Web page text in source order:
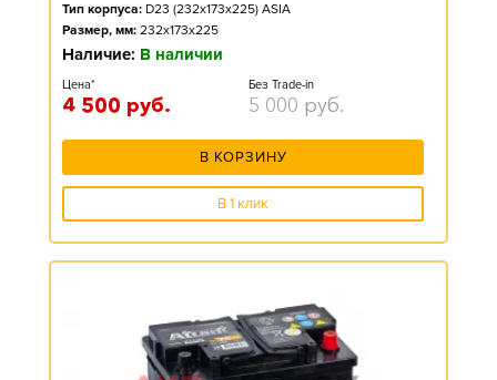
Тип корпуса: D23 (232x173x225) ASIA
Размер, мм: 232x173x225
Наличие: В наличии
Цена*
4 500 руб.
Без Trade-in
5 000 руб.
В КОРЗИНУ
В 1 клик